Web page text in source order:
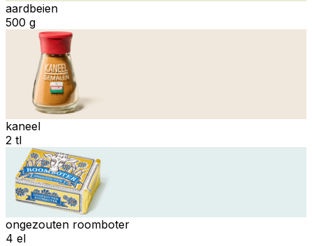
aardbeien
500 g
kaneel
2 tl
ongezouten roomboter
4 el